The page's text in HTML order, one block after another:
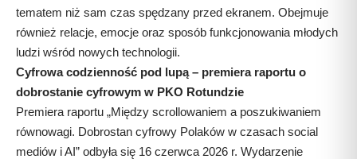
tematem niż sam czas spędzany przed ekranem. Obejmuje
również relacje, emocje oraz sposób funkcjonowania młodych
ludzi wśród nowych technologii.
Cyfrowa codzienność pod lupą – premiera raportu o
dobrostanie cyfrowym w PKO Rotundzie
Premiera raportu „Między scrollowaniem a poszukiwaniem
równowagi. Dobrostan cyfrowy Polaków w czasach social
mediów i AI” odbyła się 16 czerwca 2026 r. Wydarzenie